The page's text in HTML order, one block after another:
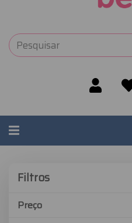
Alternar
navegação
Filtros
Preço